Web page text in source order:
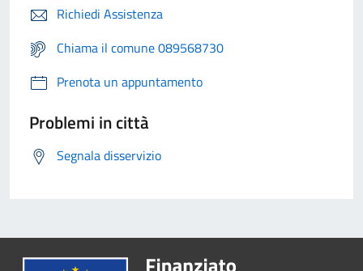
Richiedi Assistenza
Chiama il comune 089568730
Prenota un appuntamento
Problemi in città
Segnala disservizio